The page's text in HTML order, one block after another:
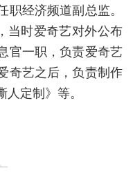
经济频道副总监。
当时爱奇艺对外公布
官一职，负责爱奇艺
奇艺之后，负责制作
定制》等。